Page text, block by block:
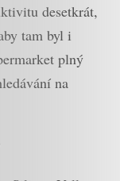
desetkrát,
tam byl i
plný
na